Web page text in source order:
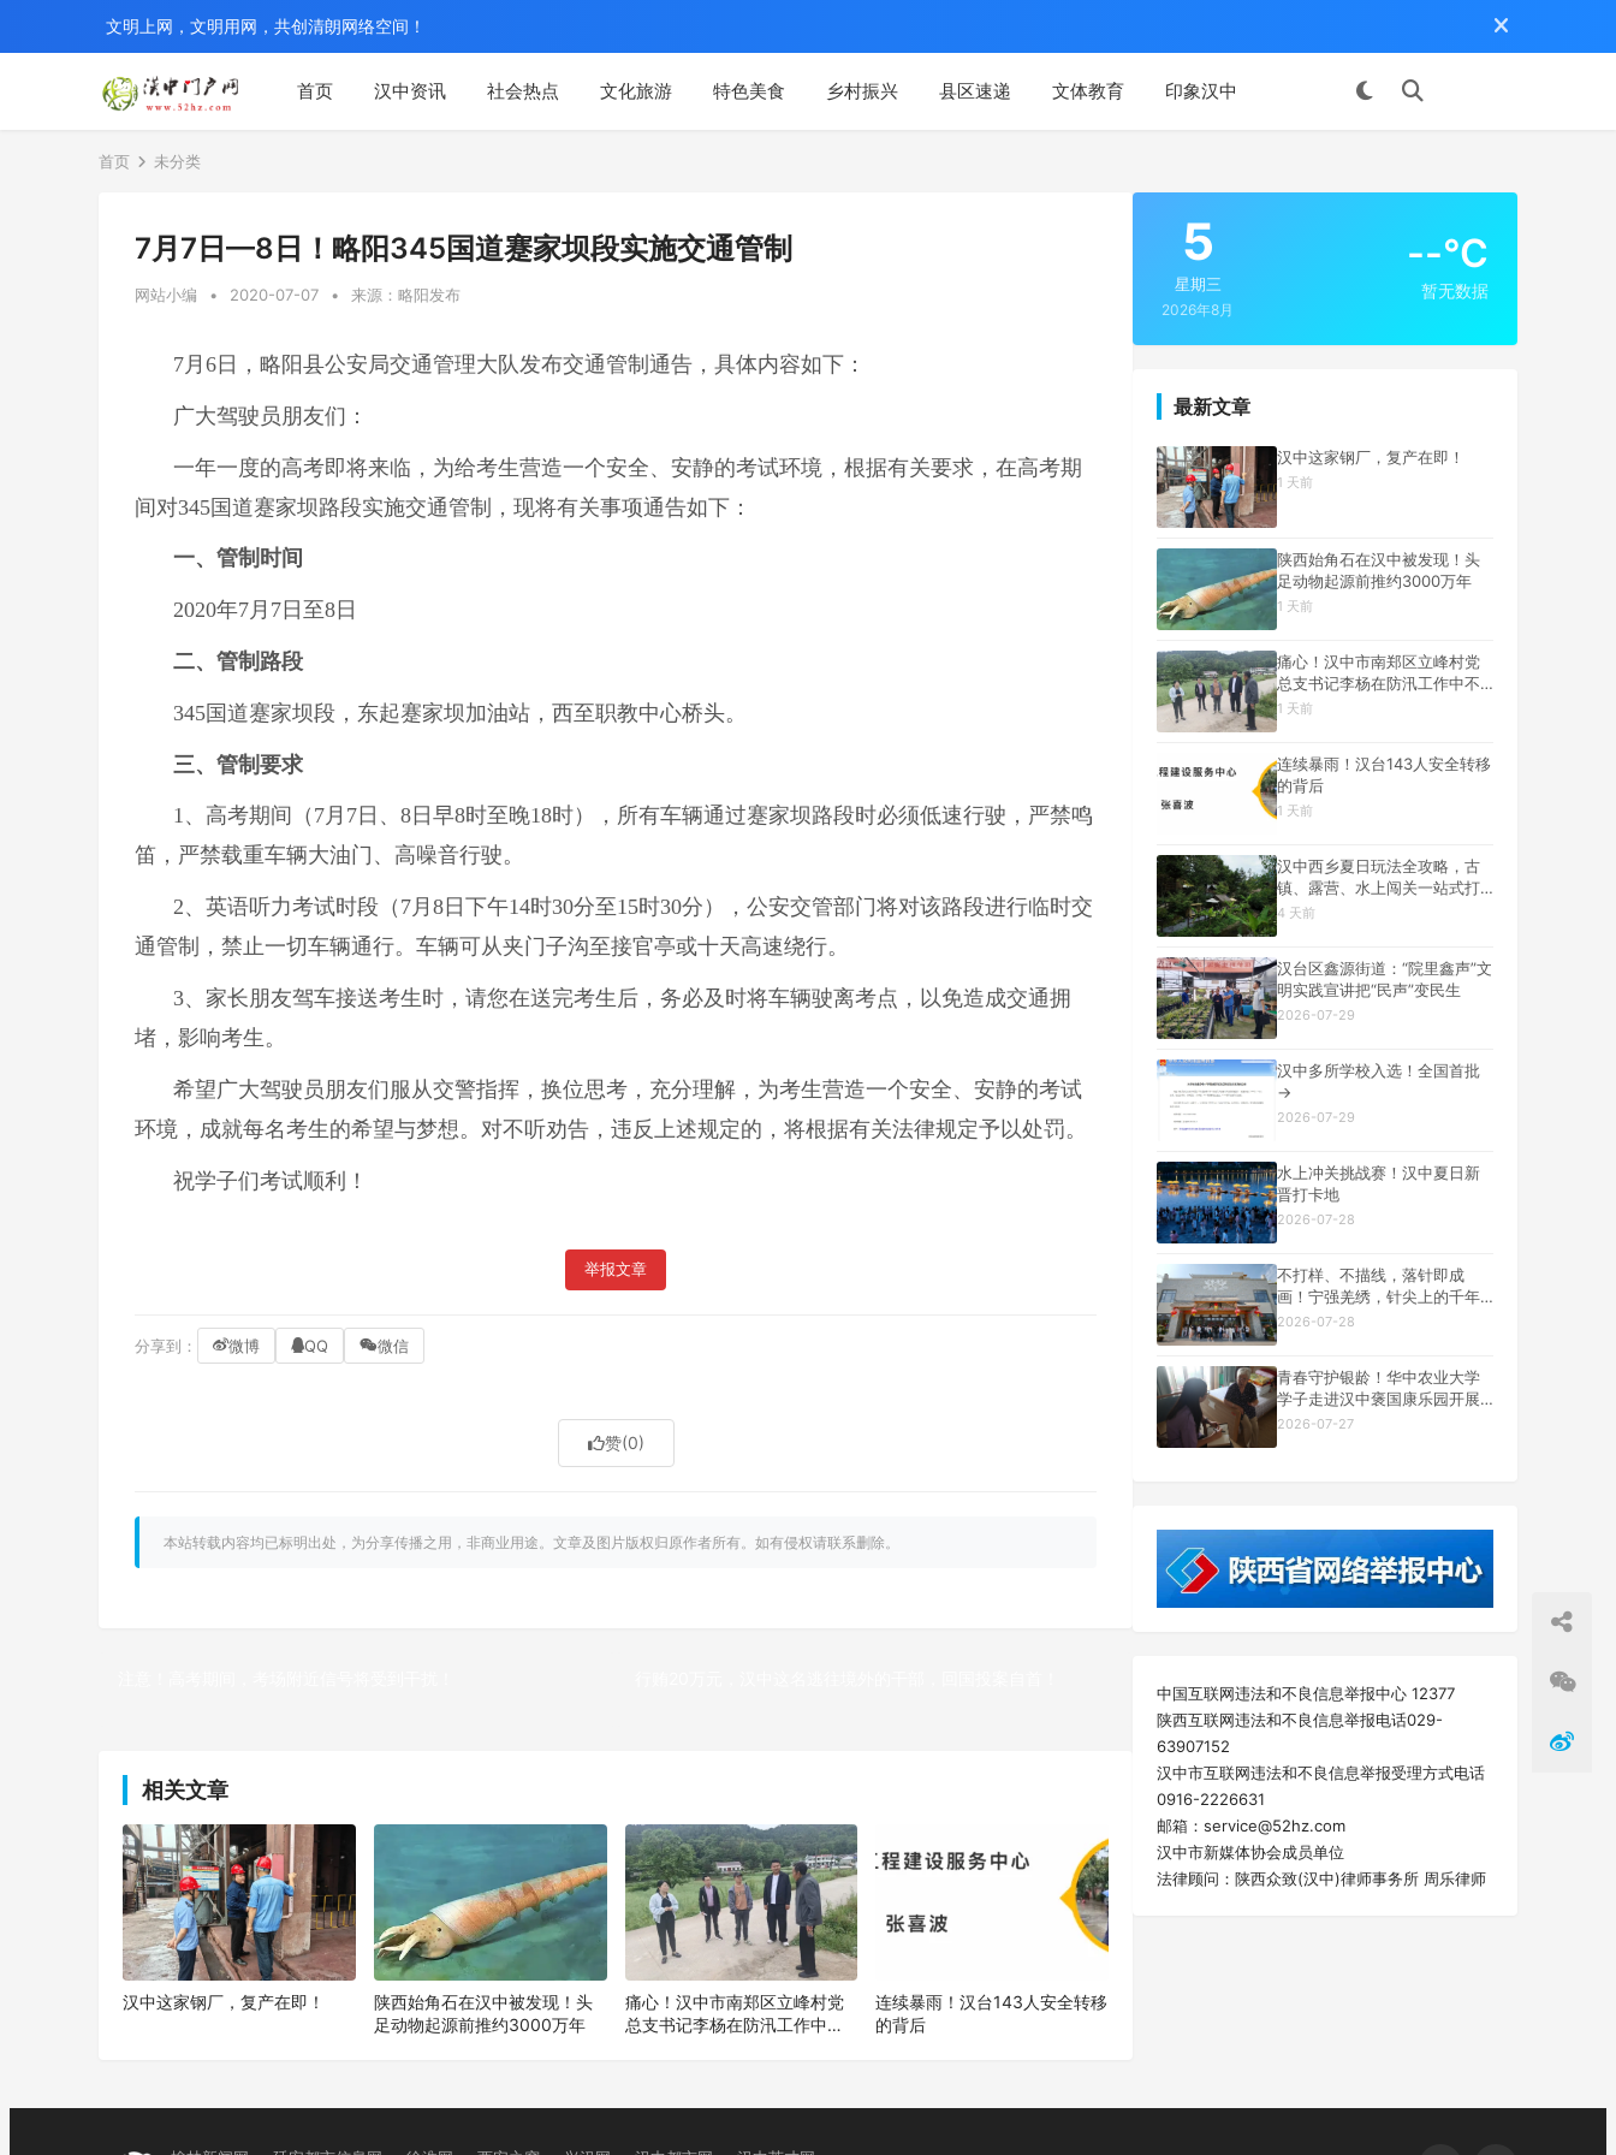
首页 汉中资讯 社会热点 文化旅游 特色美食 乡村振兴 县区速递 文体教育 印象汉中
文明上网，文明用网，共创清朗网络空间！
首页 未分类
7月7日—8日！略阳345国道蹇家坝段实施交通管制
网站小编 • 2020-07-07 • 来源：略阳发布
7月6日，略阳县公安局交通管理大队发布交通管制通告，具体内容如下：
广大驾驶员朋友们：
一年一度的高考即将来临，为给考生营造一个安全、安静的考试环境，根据有关要求，在高考期
间对345国道蹇家坝路段实施交通管制，现将有关事项通告如下：
一、管制时间
2020年7月7日至8日
二、管制路段
345国道蹇家坝段，东起蹇家坝加油站，西至职教中心桥头。
三、管制要求
1、高考期间（7月7日、8日早8时至晚18时），所有车辆通过蹇家坝路段时必须低速行驶，严禁鸣
笛，严禁载重车辆大油门、高噪音行驶。
2、英语听力考试时段（7月8日下午14时30分至15时30分），公安交管部门将对该路段进行临时交
通管制，禁止一切车辆通行。车辆可从夹门子沟至接官亭或十天高速绕行。
3、家长朋友驾车接送考生时，请您在送完考生后，务必及时将车辆驶离考点，以免造成交通拥
堵，影响考生。
希望广大驾驶员朋友们服从交警指挥，换位思考，充分理解，为考生营造一个安全、安静的考试
环境，成就每名考生的希望与梦想。对不听劝告，违反上述规定的，将根据有关法律规定予以处罚。
祝学子们考试顺利！
举报文章
分享到： 微博 QQ 微信
赞(0)
本站转载内容均已标明出处，为分享传播之用，非商业用途。文章及图片版权归原作者所有。如有侵权请联系删除。
相关文章
汉中这家钢厂，复产在即！
陕西始角石在汉中被发现！头
足动物起源前推约3000万年
痛心！汉中市南郑区立峰村党
总支书记李杨在防汛工作中不
连续暴雨！汉台143人安全转移
的背后
5
星期三
2026年8月
--°C
暂无数据
最新文章
汉中这家钢厂，复产在即！
1 天前
陕西始角石在汉中被发现！头
足动物起源前推约3000万年
1 天前
痛心！汉中市南郑区立峰村党
总支书记李杨在防汛工作中不
幸遇难
1 天前
连续暴雨！汉台143人安全转移
的背后
1 天前
汉中西乡夏日玩法全攻略，古
镇、露营、水上闯关一站式打
卡
4 天前
汉台区鑫源街道：“院里鑫声”文
明实践宣讲把“民声”变民生
2026-07-29
汉中多所学校入选！全国首批
→
2026-07-29
水上冲关挑战赛！汉中夏日新
晋打卡地
2026-07-28
不打样、不描线，落针即成
画！宁强羌绣，针尖上的千年
羌乡文脉
2026-07-28
青春守护银龄！华中农业大学
学子走进汉中褒国康乐园开展
14 天养老社会实践
2026-07-27
中国互联网违法和不良信息举报中心 12377
陕西互联网违法和不良信息举报电话029-
63907152
汉中市互联网违法和不良信息举报受理方式电话
0916-2226631
邮箱：service@52hz.com
汉中市新媒体协会成员单位
法律顾问：陕西众致(汉中)律师事务所 周乐律师